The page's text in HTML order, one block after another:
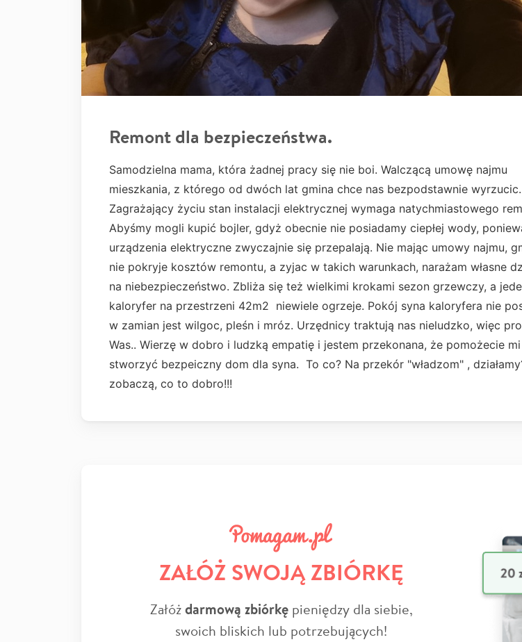
Remont dla bezpieczeństwa.
Samodzielna mama, która żadnej pracy się nie boi. Walczącą umowę najmu
mieszkania, z którego od dwóch lat gmina chce nas bezpodstawnie wyrzucic.
Zagrażający życiu stan instalacji elektrycznej wymaga natychmiastowego
Abyśmy mogli kupić bojler, gdyż obecnie nie posiadamy ciepłej wody,
urządzenia elektryczne zwyczajnie się przepalają. Nie mając umowy najmu,
nie pokryje kosztów remontu, a zyjac w takich warunkach, narażam własne
na niebezpieczeństwo. Zbliża się też wielkimi krokami sezon grzewczy, a
kaloryfer na przestrzeni 42m2 niewiele ogrzeje. Pokój syna kaloryfera nie
w zamian jest wilgoc, pleśn i mróz. Urzędnicy traktują nas nieludzko, więc
Was.. Wierzę w dobro i ludzką empatię i jestem przekonana, że pomożecie mi
stworzyć bezpeiczny dom dla syna. To co? Na przekór "władzom" ,
zobaczą, co to dobro!!!
ZAŁÓŻ SWOJĄ ZBIÓRKĘ
Załóżdarmową zbiórkępieniędzy dla siebie,
swoich bliskich lub potrzebujących!